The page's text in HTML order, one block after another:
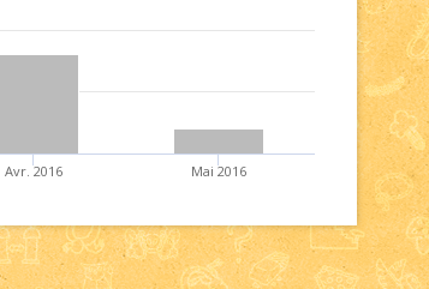
Avr. 2016 Mai 2016